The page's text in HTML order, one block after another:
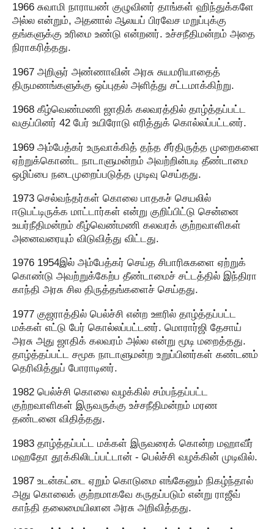
1966 சுவாமி நாராயண் குழுவினர் தாங்கள் ஹிந்துக்களே
அல்ல என்றும், அதனால் ஆலயப் பிரவேச மறுப்புக்கு
தங்களுக்கு உரிமை உண்டு என்றனர். உச்சநீதிமன்றம் அதை
நிராகரித்தது.
1967 அறிஞர் அண்ணாவின் அரசு சுயமரியாதைத்
திருமணங்களுக்கு ஒப்புதல் அளித்து சட்டமாக்கிற்று.
1968 கீழ்வெண்மணி ஜாதிக் கலவரத்தில் தாழ்த்தப்பட்ட
வகுப்பினர் 42 பேர் உயிரோடு எரித்துக் கொல்லப்பட்டனர்.
1969 அம்பேத்கர் உருவாக்கித் தந்த சீர்திருத்த முறைகளை
ஏற்றுக்கொண்ட நாடாளுமன்றம் அவற்றின்படி தீண்டாமை
ஒழிப்பை நடைமுறைப்படுத்த முடிவு செய்தது.
1973 செல்வந்தர்கள் கொலை பாதகச் செயலில்
ஈடுபட்டிருக்க மாட்டார்கள் என்று குறிப்பிட்டு சென்னை
உயர்நீதிமன்றம் கீழ்வெண்மணி கலவரக் குற்றவாளிகள்
அனைவரையும் விடுவித்து விட்டது.
1976 1954இல் அம்பேத்கர் செய்த சிபாரிசுகளை ஏற்றுக்
கொண்டு அவற்றுக்கேற்ப தீண்டாமைச் சட்டத்தில் இந்திரா
காந்தி அரசு சில திருத்தங்களைச் செய்தது.
1977 குஜராத்தில் பெல்ச்சி என்ற ஊரில் தாழ்த்தப்பட்ட
மக்கள் எட்டு பேர் கொல்லப்பட்டனர். மொரார்ஜி தேசாய்
அரசு அது ஜாதிக் கலவரம் அல்ல என்று மூடி மறைத்தது.
தாழ்த்தப்பட்ட சமூக நாடாளுமன்ற உறுப்பினர்கள் கண்டனம்
தெரிவித்துப் போராடினர்.
1982 பெல்ச்சி கொலை வழக்கில் சம்பந்தப்பட்ட
குற்றவாளிகள் இருவருக்கு உச்சநீதிமன்றம் மரண
தண்டனை விதித்தது.
1983 தாழ்த்தப்பட்ட மக்கள் இருவரைக் கொன்ற மஹாவீர்
மஹதோ தூக்கிலிடப்பட்டான் - பெல்ச்சி வழக்கின் முடிவில்.
1987 உடன்கட்டை ஏறும் கொடுமை எங்கேனும் நிகழ்ந்தால்
அது கொலைக் குற்றமாகவே கருதப்படும் என்று ராஜீவ்
காந்தி தலைமையிலான அரசு அறிவித்தது.